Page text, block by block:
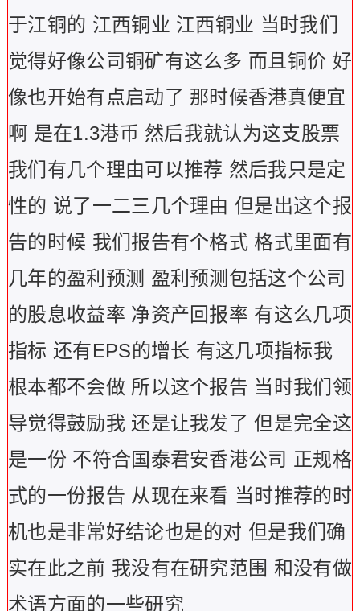
于江铜的 江西铜业 江西铜业 当时我们
觉得好像公司铜矿有这么多 而且铜价 好
像也开始有点启动了 那时候香港真便宜
啊 是在1.3港币 然后我就认为这支股票
我们有几个理由可以推荐 然后我只是定
性的 说了一二三几个理由 但是出这个报
告的时候 我们报告有个格式 格式里面有
几年的盈利预测 盈利预测包括这个公司
的股息收益率 净资产回报率 有这么几项
指标 还有EPS的增长 有这几项指标我
根本都不会做 所以这个报告 当时我们领
导觉得鼓励我 还是让我发了 但是完全这
是一份 不符合国泰君安香港公司 正规格
式的一份报告 从现在来看 当时推荐的时
机也是非常好结论也是的对 但是我们确
实在此之前 我没有在研究范围 和没有做
术语方面的一些研究